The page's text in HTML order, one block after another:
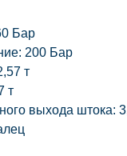
Бар
200 Бар
т
т
выхода штока: